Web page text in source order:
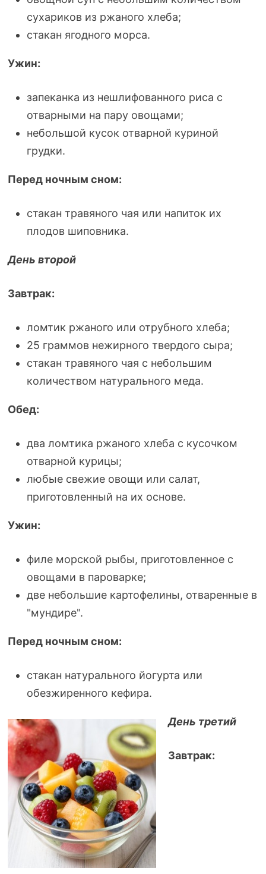
сухариков из ржаного хлеба;
стакан ягодного морса.
Ужин:
запеканка из нешлифованного риса с
отварными на пару овощами;
небольшой кусок отварной куриной
грудки.
Перед ночным сном:
стакан травяного чая или напиток их
плодов шиповника.
День второй
Завтрак:
ломтик ржаного или отрубного хлеба;
25 граммов нежирного твердого сыра;
стакан травяного чая с небольшим
количеством натурального меда.
Обед:
два ломтика ржаного хлеба с кусочком
отварной курицы;
любые свежие овощи или салат,
приготовленный на их основе.
Ужин:
филе морской рыбы, приготовленное с
овощами в пароварке;
две небольшие картофелины, отваренные в
"мундире".
Перед ночным сном:
стакан натурального йогурта или
обезжиренного кефира.
День третий
Завтрак: